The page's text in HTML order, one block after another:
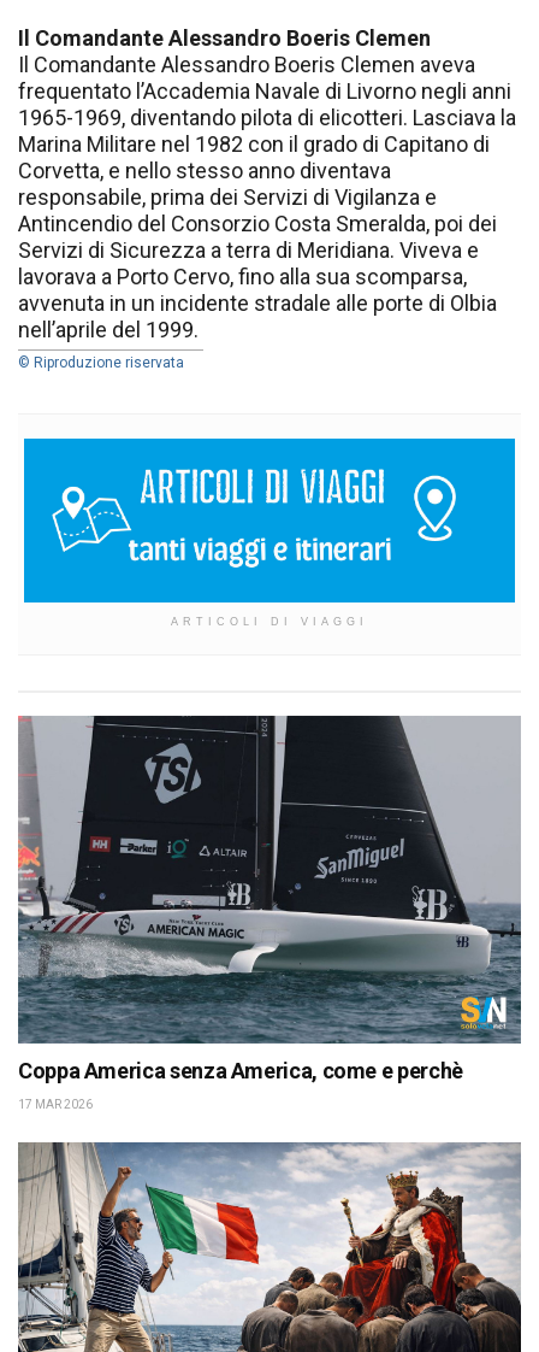
Il Comandante Alessandro Boeris Clemen
Il Comandante Alessandro Boeris Clemen aveva
frequentato l’Accademia Navale di Livorno negli anni
1965-1969, diventando pilota di elicotteri. Lasciava la
Marina Militare nel 1982 con il grado di Capitano di
Corvetta, e nello stesso anno diventava
responsabile, prima dei Servizi di Vigilanza e
Antincendio del Consorzio Costa Smeralda, poi dei
Servizi di Sicurezza a terra di Meridiana. Viveva e
lavorava a Porto Cervo, fino alla sua scomparsa,
avvenuta in un incidente stradale alle porte di Olbia
nell’aprile del 1999.
© Riproduzione riservata
ARTICOLI DI VIAGGI
Coppa America senza America, come e perchè
17 MAR 2026